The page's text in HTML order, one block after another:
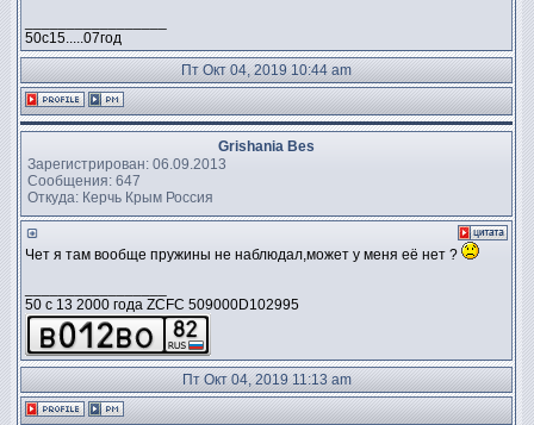
50с15.....07год
Пт Окт 04, 2019 10:44 am
Grishania Bes
Зарегистрирован: 06.09.2013
Сообщения: 647
Откуда: Керчь Крым Россия
Чет я там вообще пружины не наблюдал,может у меня её нет ?
50 c 13 2000 года ZCFC 509000D102995
Пт Окт 04, 2019 11:13 am